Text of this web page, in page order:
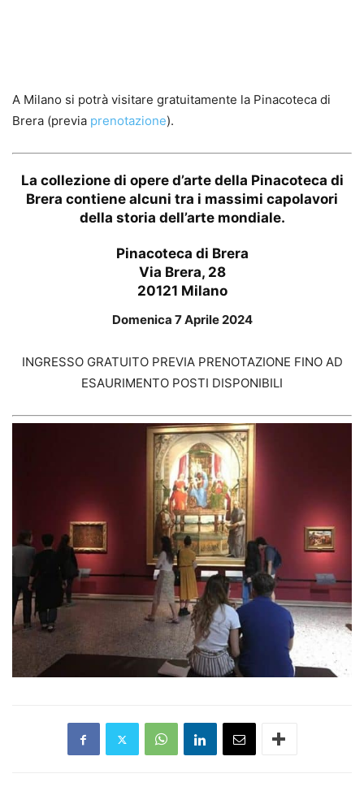
A Milano si potrà visitare gratuitamente la Pinacoteca di
Brera (previa prenotazione).
La collezione di opere d’arte della Pinacoteca di
Brera contiene alcuni tra i massimi capolavori
della storia dell’arte mondiale.
Pinacoteca di Brera
Via Brera, 28
20121 Milano
Domenica 7 Aprile 2024
INGRESSO GRATUITO PREVIA PRENOTAZIONE FINO AD
ESAURIMENTO POSTI DISPONIBILI